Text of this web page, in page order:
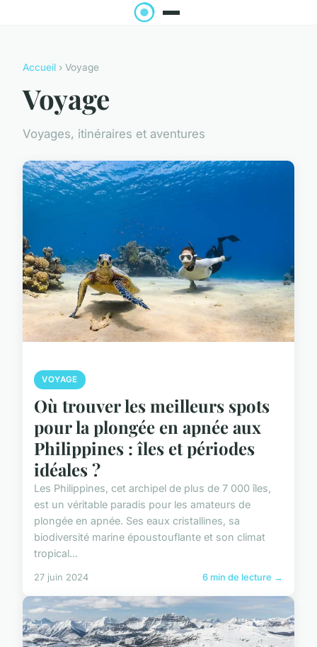
Accueil › Voyage
Voyage
Voyages, itinéraires et aventures
VOYAGE
Où trouver les meilleurs spots
pour la plongée en apnée aux
Philippines : îles et périodes
idéales ?
Les Philippines, cet archipel de plus de 7 000 îles,
est un véritable paradis pour les amateurs de
plongée en apnée. Ses eaux cristallines, sa
biodiversité marine époustouflante et son climat
tropical...
27 juin 2024 6 min de lecture →